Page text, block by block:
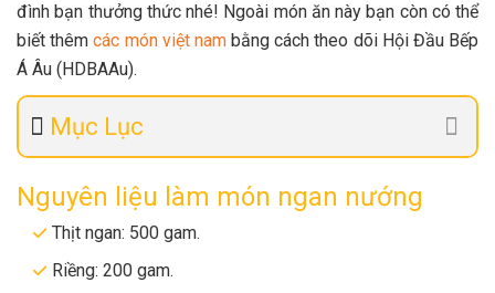
đình bạn thưởng thức nhé! Ngoài món ăn này bạn còn có thể
biết thêmcác món việt nambằng cách theo dõi Hội Đầu Bếp
Á Âu (HDBAAu).
Mục Lục
Nguyên liệu làm món ngan nướng
Thịt ngan: 500 gam.
Riềng: 200 gam.